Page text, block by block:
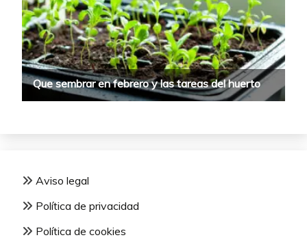
Aviso legal
Política de privacidad
Política de cookies